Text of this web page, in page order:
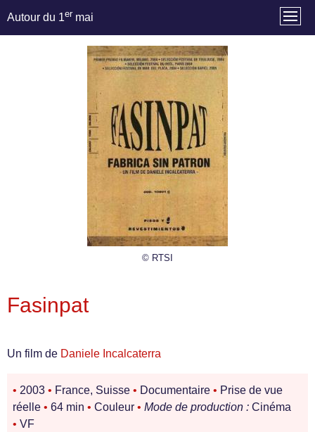
Autour du 1er mai
© RTSI
Fasinpat
Un film de Daniele Incalcaterra
• 2003 • France, Suisse • Documentaire • Prise de vue
réelle • 64 min • Couleur • Mode de production : Cinéma
• VF